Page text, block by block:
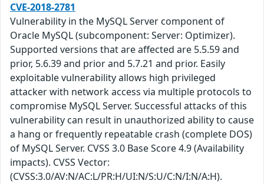
CVE-2018-2781
Vulnerability in the MySQL Server component of
Oracle MySQL (subcomponent: Server: Optimizer).
Supported versions that are affected are 5.5.59 and
prior, 5.6.39 and prior and 5.7.21 and prior. Easily
exploitable vulnerability allows high privileged
attacker with network access via multiple protocols to
compromise MySQL Server. Successful attacks of this
vulnerability can result in unauthorized ability to cause
a hang or frequently repeatable crash (complete DOS)
of MySQL Server. CVSS 3.0 Base Score 4.9 (Availability
impacts). CVSS Vector:
(CVSS:3.0/AV:N/AC:L/PR:H/UI:N/S:U/C:N/I:N/A:H).